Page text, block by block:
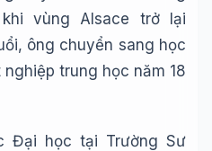
vùng Alsace trở lại
ông chuyển sang học
trung học năm 18
Đại học tại Trường Sư